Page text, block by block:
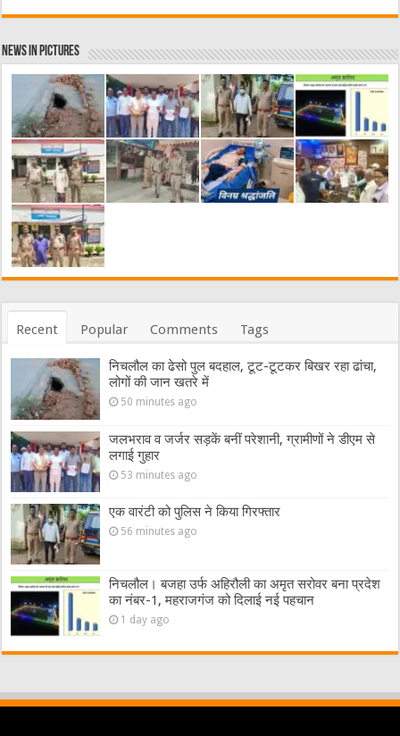
News in Pictures
Recent Popular Comments Tags
निचलौल का ढेसो पुल बदहाल, टूट-टूटकर बिखर रहा ढांचा,
लोगों की जान खतरे में
50 minutes ago
जलभराव व जर्जर सड़कें बनीं परेशानी, ग्रामीणों ने डीएम से
लगाई गुहार
53 minutes ago
एक वारंटी को पुलिस ने किया गिरफ्तार
56 minutes ago
निचलौल। बजहा उर्फ अहिरौली का अमृत सरोवर बना प्रदेश
का नंबर-1, महराजगंज को दिलाई नई पहचान
1 day ago